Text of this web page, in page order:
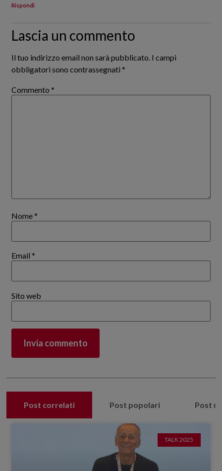
Rispondi
Lascia un commento
Il tuo indirizzo email non sarà pubblicato. I campi
obbligatori sono contrassegnati *
Commento *
Nome *
Email *
Sito web
Post correlati Post popolari Post
TALK 2025